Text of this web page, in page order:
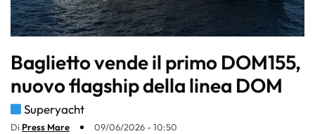
Baglietto vende il primo DOM155,
nuovo flagship della linea DOM
Superyacht
Di Press Mare 09/06/2026 - 10:50